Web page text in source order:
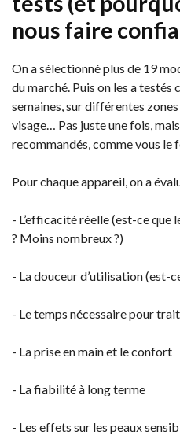
nous faire
On a sélectionné plus de 19
du marché. Puis on les a testés
semaines, sur différentes
visage… Pas juste une fois,
recommandés, comme vous le
Pour chaque appareil, on a
- L’efficacité réelle (est-ce que
? Moins nombreux ?)
- La douceur d’utilisation (est-
- Le temps nécessaire pour
- La prise en main et le confort
- La fiabilité à long terme
- Les effets sur les peaux